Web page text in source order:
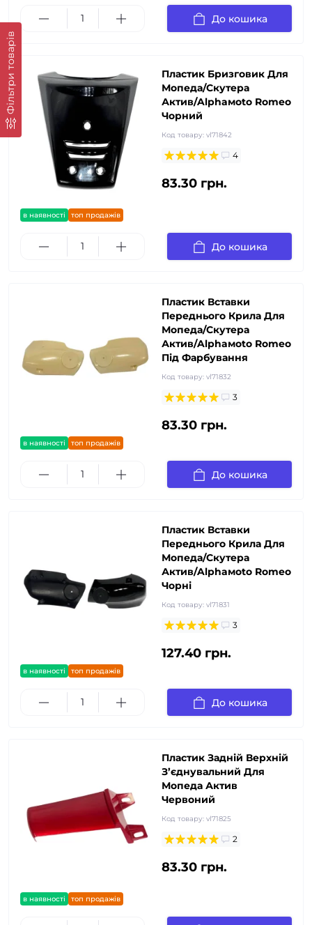
До кошика
в наявності топ продажів
Пластик Бризговик Для
Мопеда/Скутера
Актив/Alphaмoto Romeo
Чорний
Код товару: vl71842
4
83.30 грн.
До кошика
в наявності топ продажів
Пластик Вставки
Переднього Крила Для
Мопеда/Скутера
Актив/Alphaмoto Romeo
Під Фарбування
Код товару: vl71832
3
83.30 грн.
До кошика
в наявності топ продажів
Пластик Вставки
Переднього Крила Для
Мопеда/Скутера
Актив/Alphaмoto Romeo
Чорні
Код товару: vl71831
3
127.40 грн.
До кошика
в наявності топ продажів
Пластик Задній Верхній
З’єднувальний Для
Мопеда Актив
Червоний
Код товару: vl71825
2
83.30 грн.
Фільтри товарів